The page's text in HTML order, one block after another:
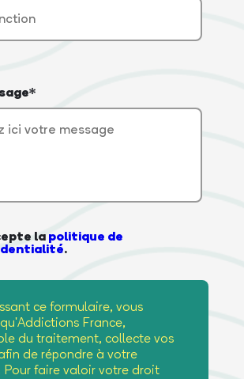
lapolitique de
.
ce formulaire, vous
France,
du traitement, collecte vos
de répondre à votre
Pour faire valoir votre droit